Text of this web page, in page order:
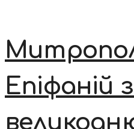
Епіфаній